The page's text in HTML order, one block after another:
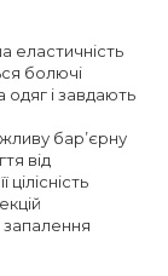
еластичність
болючі
одяг і завдають
бар’єрну
від